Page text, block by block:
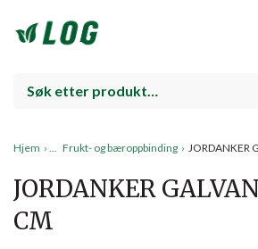
Hjem › Frukt- og bæroppbinding › JORDANKER
JORDANKER
CM